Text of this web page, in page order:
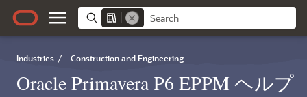
Industries / Construction and Engineering
Oracle Primavera P6 EPPM ヘルプ